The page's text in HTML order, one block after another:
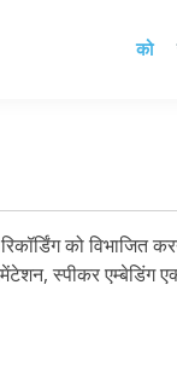
को
को विभाजित
स्पीकर एम्बेडिंग